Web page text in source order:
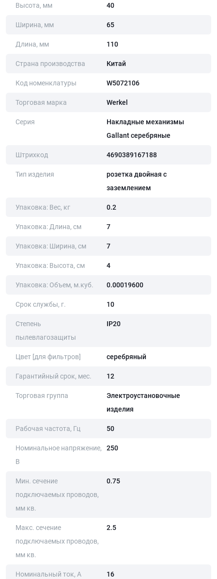
Высота, мм 40
Ширина, мм 65
Длина, мм 110
Страна производства Китай
Код номенклатуры W5072106
Торговая марка Werkel
Серия
Накладные механизмы
Gallant серебряные
Штрихкод 4690389167188
Тип изделия
розетка двойная с
заземлением
Упаковка: Вес, кг 0.2
Упаковка: Длина, cм 7
Упаковка: Ширина, cм 7
Упаковка: Высота, cм 4
Упаковка: Объем, м.куб. 0.00019600
Срок службы, г. 10
Степень
пылевлагозащиты
IP20
Цвет [для фильтров] серебряный
Гарантийный срок, мес. 12
Торговая группа
Электроустановочные
изделия
Рабочая частота, Гц 50
Номинальное напряжение,
В
250
Мин. сечение
подключаемых проводов,
мм кв.
0.75
Макс. сечение
подключаемых проводов,
мм кв.
2.5
Номинальный ток, А 16